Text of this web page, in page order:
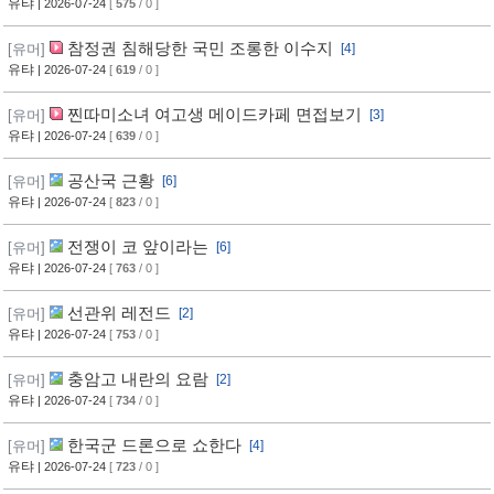
| 2026-07-24 575 / 0 ]
[유머] 참정권 침해당한 국민 조롱한 이수지
[4]
유탸 | 2026-07-24 [ 619 / 0 ]
[유머] 찐따미소녀 여고생 메이드카페 면접보기
[3]
유탸 | 2026-07-24 [ 639 / 0 ]
[유머] 공산국 근황 [6]
유탸 | 2026-07-24 [ 823 / 0 ]
[유머] 전쟁이 코 앞이라는 [6]
유탸 | 2026-07-24 [ 763 / 0 ]
[유머] 선관위 레전드
[2]
유탸 | 2026-07-24 [ 753 / 0 ]
[유머] 충암고 내란의 요람 [2]
유탸 | 2026-07-24 [ 734 / 0 ]
[유머] 한국군 드론으로 쇼한다 [4]
유탸 | 2026-07-24 [ 723 / 0 ]